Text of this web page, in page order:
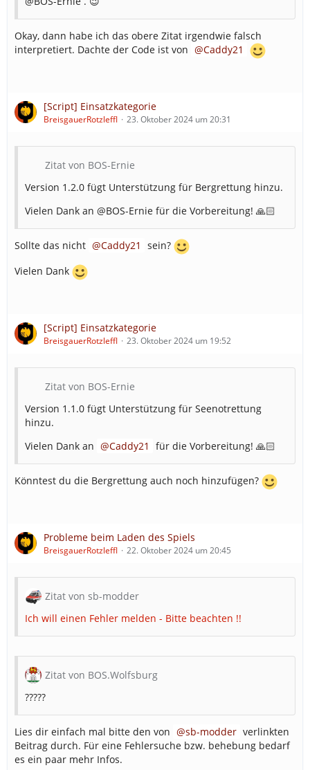
Okay, dann habe ich das obere Zitat irgendwie falsch
interpretiert. Dachte der Code ist von
Caddy21
[Script] Einsatzkategorie
BreisgauerRotzleffl 23. Oktober 2024 um 20:31
Zitat von BOS-Ernie
Version 1.2.0 fügt Unterstützung für Bergrettung hinzu.
Vielen Dank an @BOS-Ernie für die Vorbereitung! 🙏🏻
Sollte das nicht Caddy21
sein?
Vielen Dank
[Script] Einsatzkategorie
BreisgauerRotzleffl 23. Oktober 2024 um 19:52
Zitat von BOS-Ernie
Version 1.1.0 fügt Unterstützung für Seenotrettung
hinzu.
Vielen Dank an
Caddy21 für die Vorbereitung! 🙏🏻
Könntest du die Bergrettung auch noch hinzufügen?
Probleme beim Laden des Spiels
BreisgauerRotzleffl 22. Oktober 2024 um 20:45
Zitat von sb-modder
Ich will einen Fehler melden - Bitte beachten !!
Zitat von BOS.Wolfsburg
?????
Lies dir einfach mal bitte den von sb-modder verlinkten
Beitrag durch. Für eine Fehlersuche bzw. behebung bedarf
es ein paar mehr Infos.